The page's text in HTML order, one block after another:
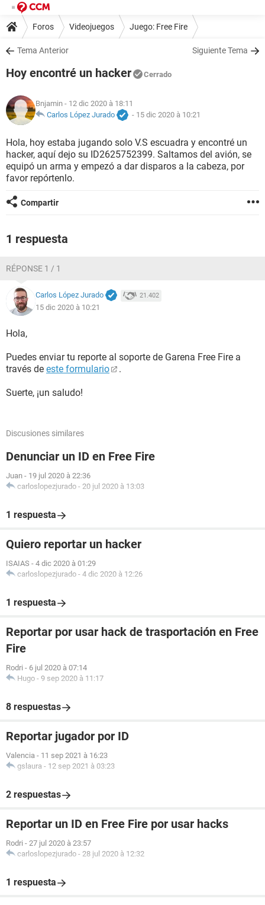
Foros Videojuegos Juego: Free Fire
Tema Anterior Siguiente Tema
Hoy encontré un hacker Cerrado
Bnjamin - 12 dic 2020 à 18:11
Carlos López Jurado
- 15 dic 2020 à 10:21
Hola, hoy estaba jugando solo V.S escuadra y encontré un
hacker, aquí dejo su ID2625752399. Saltamos del avión, se
equipó un arma y empezó a dar disparos a la cabeza, por
favor repórtenlo.
Compartir
1 respuesta
RÉPONSE 1 / 1
Carlos López Jurado 21.402
15 dic 2020 à 10:21
Hola,
Puedes enviar tu reporte al soporte de Garena Free Fire a
través de este formulario .
Suerte, ¡un saludo!
Discusiones similares
Denunciar un ID en Free Fire
Juan - 19 jul 2020 à 22:36
carloslopezjurado - 20 jul 2020 à 13:03
1 respuesta
Quiero reportar un hacker
ISAIAS - 4 dic 2020 à 01:29
carloslopezjurado - 4 dic 2020 à 12:26
1 respuesta
Reportar por usar hack de trasportación en Free
Fire
Rodri - 6 jul 2020 à 07:14
Hugo - 9 sep 2020 à 11:17
8 respuestas
Reportar jugador por ID
Valencia - 11 sep 2021 à 16:23
gslaura - 12 sep 2021 à 03:23
2 respuestas
Reportar un ID en Free Fire por usar hacks
Rodri - 27 jul 2020 à 23:57
carloslopezjurado - 28 jul 2020 à 12:32
1 respuesta